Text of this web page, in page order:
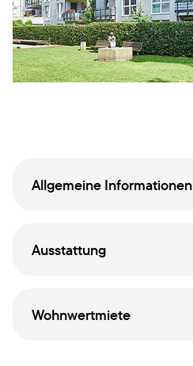
Allgemeine Informationen
Ausstattung
Wohnwertmiete